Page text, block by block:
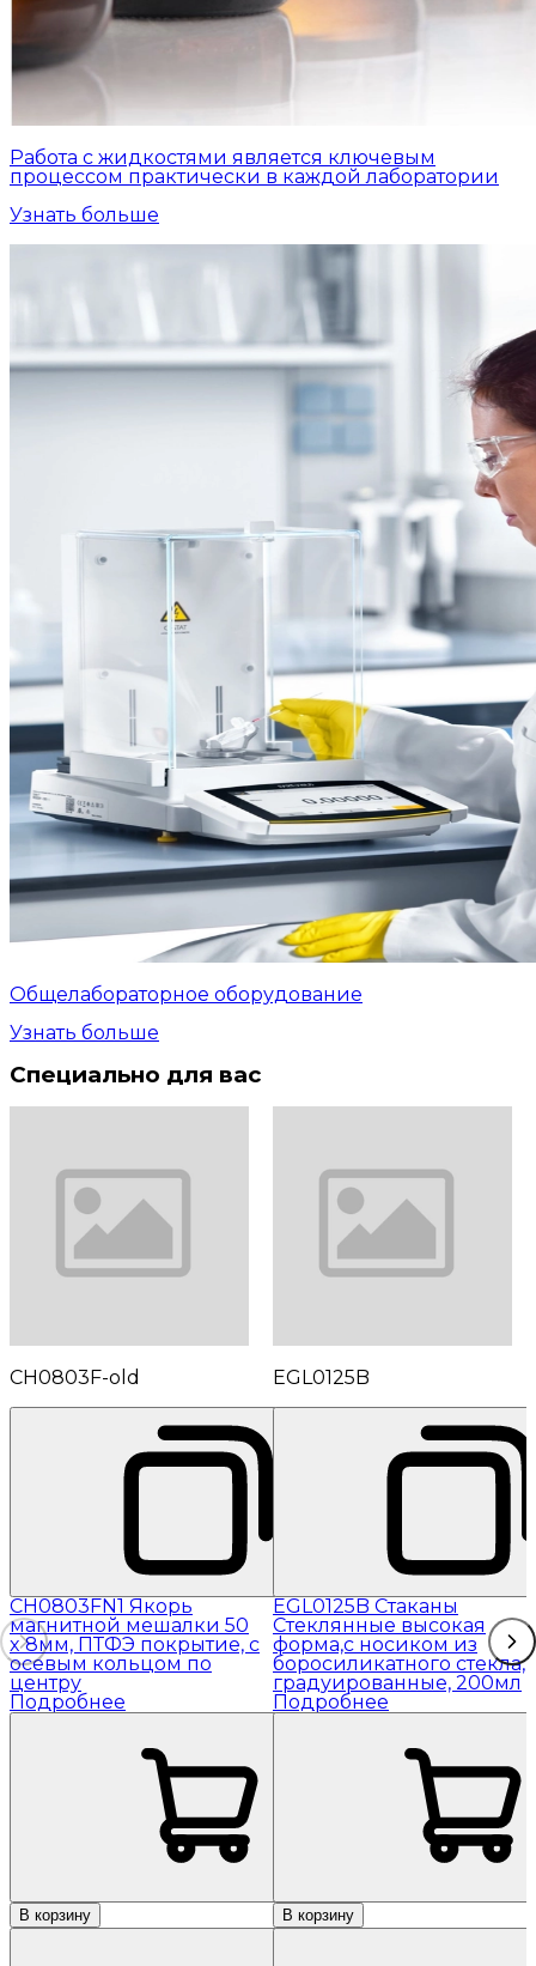
Работа с жидкостями является ключевым
процессом практически в каждой лаборатории
Узнать больше
Общелабораторное оборудование
Узнать больше
Специально для вас
CH0803F-old
CH0803FN1 Якорь
магнитной мешалки 50
x 8мм, ПТФЭ покрытие, с
осевым кольцом по
центру
Подробнее
В корзину
EGL0125B
EGL0125B Стаканы
Стеклянные высокая
форма,с носиком из
боросиликатного стекла,
градуированные, 200мл
Подробнее
В корзину